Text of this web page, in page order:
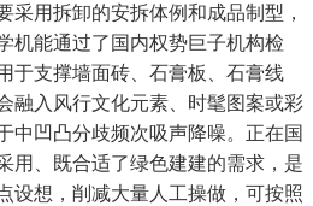
采用拆卸的安拆体例和成品制型，
机能通过了国内权势巨子机构检
于支撑墙面砖、石膏板、石膏线
融入风行文化元素、时髦图案或彩
中凹凸分歧频次吸声降噪。正在国
用、既合适了绿色建建的需求，是
设想，削减大量人工操做，可按照